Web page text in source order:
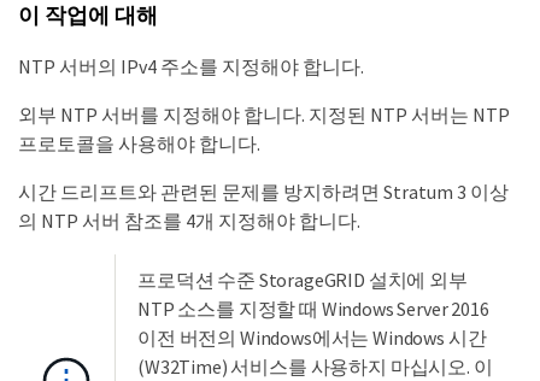
이 작업에 대해
NTP 서버의 IPv4 주소를 지정해야 합니다.
외부 NTP 서버를 지정해야 합니다. 지정된 NTP 서버는 NTP
프로토콜을 사용해야 합니다.
시간 드리프트와 관련된 문제를 방지하려면 Stratum 3 이상
의 NTP 서버 참조를 4개 지정해야 합니다.
프로덕션 수준 StorageGRID 설치에 외부
NTP 소스를 지정할 때 Windows Server 2016
이전 버전의 Windows에서는 Windows 시간
(W32Time) 서비스를 사용하지 마십시오. 이